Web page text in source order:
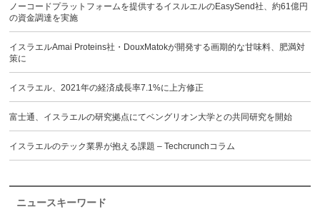
ノーコードプラットフォームを提供するイスルエルのEasySend社、約61億円
の資金調達を実施
イスラエルAmai Proteins社・DouxMatokが開発する画期的な甘味料、肥満対
策に
イスラエル、2021年の経済成長率7.1%に上方修正
富士通、イスラエルの研究拠点にてベングリオン大学との共同研究を開始
イスラエルのテック業界が抱える課題 – Techcrunchコラム
ニュースキーワード